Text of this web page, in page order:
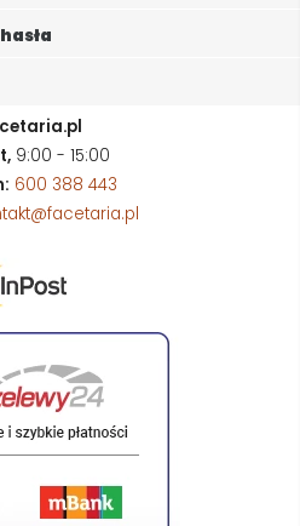
9:00 - 15:00
600 388 443